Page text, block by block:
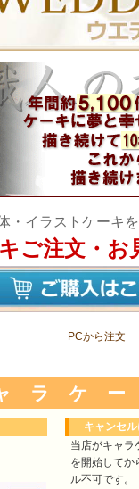
・イラストケーキ
ご注文・お
PCから注文
ラ ケ
キャンセル
当店がキャラ
を開始してか
ル不可です。